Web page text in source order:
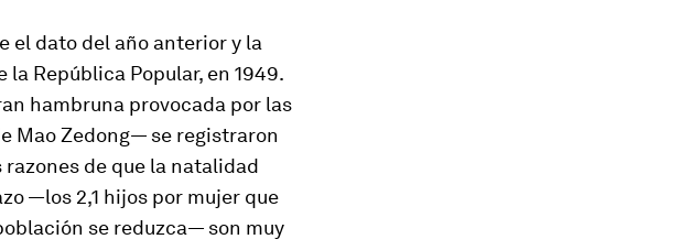
el dato del año anterior y la
República Popular, en 1949.
hambruna provocada por las
Mao Zedong— se registraron
de que la natalidad
—los 2,1 hijos por mujer que
se reduzca— son muy